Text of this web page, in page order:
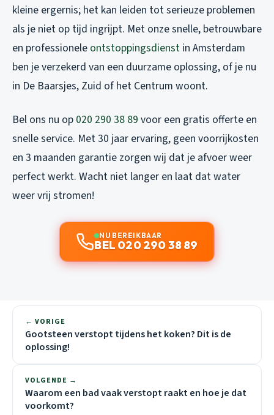
kleine ergernis; het kan leiden tot serieuze problemen
als je niet op tijd ingrijpt. Met onze snelle, betrouwbare
en professionele ontstoppingsdienst in Amsterdam
ben je verzekerd van een duurzame oplossing, of je nu
in De Baarsjes, Zuid of het Centrum woont.
Bel ons nu op 020 290 38 89 voor een gratis offerte en
snelle service. Met 30 jaar ervaring, geen voorrijkosten
en 3 maanden garantie zorgen wij dat je afvoer weer
perfect werkt. Wacht niet langer en laat dat water
weer vrij stromen!
NU BEREIKBAAR
BEL 020 290 38 89
← VORIGE
Gootsteen verstopt tijdens het koken? Dit is de
oplossing!
VOLGENDE →
Waarom een bad vaak verstopt raakt en hoe je dat
voorkomt?